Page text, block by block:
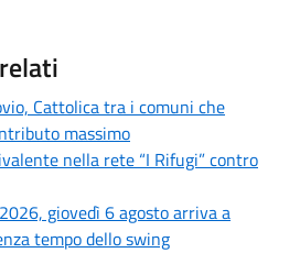
Cattolica tra i comuni che
massimo
nella rete “I Rifugi” contro
giovedì 6 agosto arriva a
tempo dello swing